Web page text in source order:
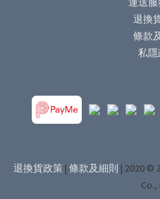
退換
條款
私隱
退換貨政策 | 條款及細則 | 2020 ©
Co.,